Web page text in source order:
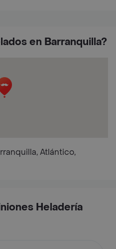
en Barranquilla?
Atlántico,
Heladería